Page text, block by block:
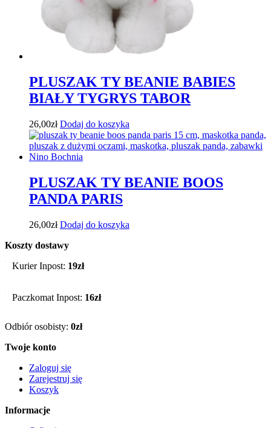
PLUSZAK TY BEANIE BABIES
BIAŁY TYGRYS TABOR
26,00zł Dodaj do koszyka
PLUSZAK TY BEANIE BOOS
PANDA PARIS
26,00zł Dodaj do koszyka
Koszty dostawy
Kurier Inpost: 19zł
Paczkomat Inpost: 16zł
Odbiór osobisty: 0zł
Twoje konto
Zaloguj się
Zarejestruj się
Koszyk
Informacje